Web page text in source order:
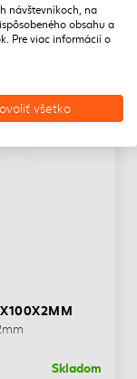
Skladom
návštevníkoch, na
obsahu a
Pre viac informácií o
všetko